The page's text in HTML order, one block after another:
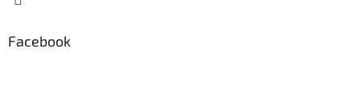
Facebook